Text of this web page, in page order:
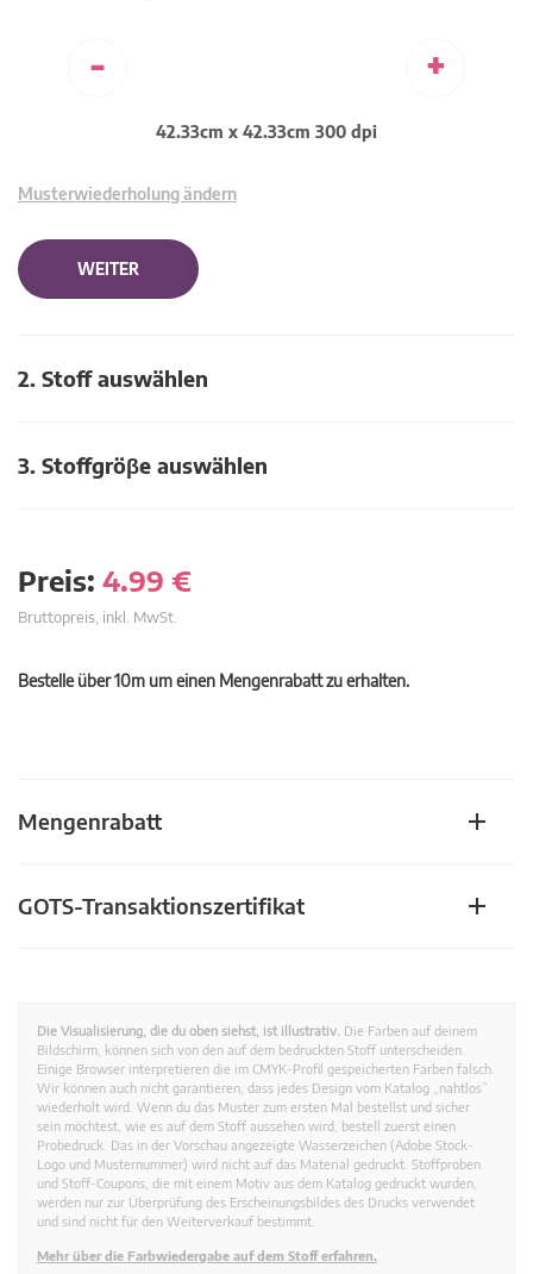
- +
42.33cm x 42.33cm 300 dpi
Musterwiederholung ändern
WEITER
2. Stoff auswählen
3. Stoffgröβe auswählen
Preis: 4.99 €
Bruttopreis, inkl. MwSt.
Bestelle über 10m um einen Mengenrabatt zu erhalten.
Mengenrabatt
GOTS-Transaktionszertifikat
Die Visualisierung, die du oben siehst, ist illustrativ. Die Farben auf deinem
Bildschirm, können sich von den auf dem bedruckten Stoff unterscheiden.
Einige Browser interpretieren die im CMYK-Profil gespeicherten Farben falsch.
Wir können auch nicht garantieren, dass jedes Design vom Katalog „nahtlos”
wiederholt wird. Wenn du das Muster zum ersten Mal bestellst und sicher
sein möchtest, wie es auf dem Stoff aussehen wird, bestell zuerst einen
Probedruck. Das in der Vorschau angezeigte Wasserzeichen (Adobe Stock-
Logo und Musternummer) wird nicht auf das Material gedruckt. Stoffproben
und Stoff-Coupons, die mit einem Motiv aus dem Katalog gedruckt wurden,
werden nur zur Überprüfung des Erscheinungsbildes des Drucks verwendet
und sind nicht für den Weiterverkauf bestimmt.
Mehr über die Farbwiedergabe auf dem Stoff erfahren.